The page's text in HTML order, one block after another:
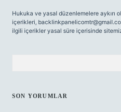
Hukuka ve yasal düzenlemelere aykırı
içerikleri,
ilgili içerikler yasal süre içerisinde
SON YORUMLAR